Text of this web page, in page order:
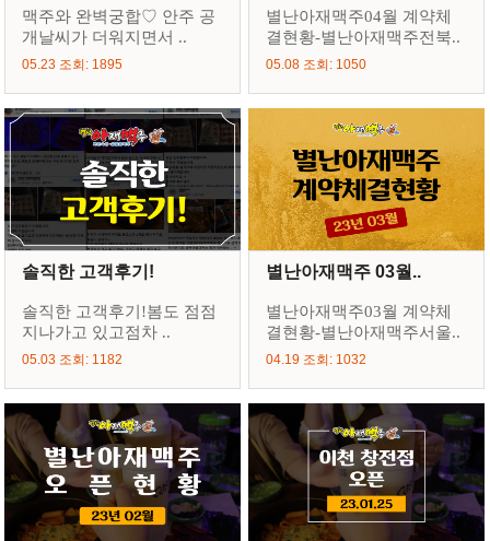
맥주와 완벽궁합♡ 안주 공
개날씨가 더워지면서 ..
05.23 조회: 1895
별난아재맥주04월 계약체
결현황-별난아재맥주전북..
05.08 조회: 1050
솔직한 고객후기!
솔직한 고객후기!봄도 점점
지나가고 있고점차 ..
05.03 조회: 1182
별난아재맥주 03월..
별난아재맥주03월 계약체
결현황-별난아재맥주서울..
04.19 조회: 1032